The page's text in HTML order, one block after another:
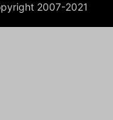
2007-2021